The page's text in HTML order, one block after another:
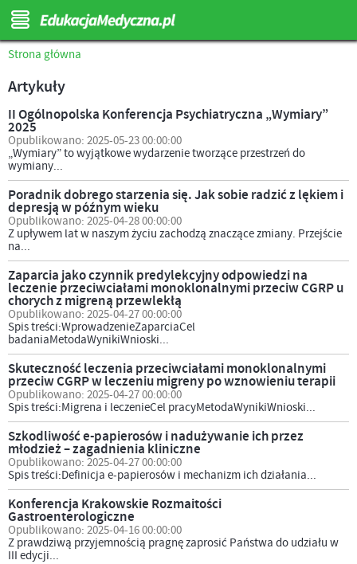
Strona główna
Artykuły
II Ogólnopolska Konferencja Psychiatryczna „Wymiary”
2025
Opublikowano: 2025-05-23 00:00:00
„Wymiary” to wyjątkowe wydarzenie tworzące przestrzeń do
wymiany...
Poradnik dobrego starzenia się. Jak sobie radzić z lękiem i
depresją w późnym wieku
Opublikowano: 2025-04-28 00:00:00
Z upływem lat w naszym życiu zachodzą znaczące zmiany. Przejście
na...
Zaparcia jako czynnik predylekcyjny odpowiedzi na
leczenie przeciwciałami monoklonalnymi przeciw CGRP u
chorych z migreną przewlekłą
Opublikowano: 2025-04-27 00:00:00
Spis treści:WprowadzenieZaparciaCel
badaniaMetodaWynikiWnioski...
Skuteczność leczenia przeciwciałami monoklonalnymi
przeciw CGRP w leczeniu migreny po wznowieniu terapii
Opublikowano: 2025-04-27 00:00:00
Spis treści:Migrena i leczenieCel pracyMetodaWynikiWnioski...
Szkodliwość e-papierosów i nadużywanie ich przez
młodzież – zagadnienia kliniczne
Opublikowano: 2025-04-27 00:00:00
Spis treści:Definicja e-papierosów i mechanizm ich działania...
Konferencja Krakowskie Rozmaitości
Gastroenterologiczne
Opublikowano: 2025-04-16 00:00:00
Z prawdziwą przyjemnością pragnę zaprosić Państwa do udziału w
III edycji...